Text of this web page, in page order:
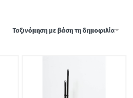
Ταξινόμηση με βάση τη δημοφιλία